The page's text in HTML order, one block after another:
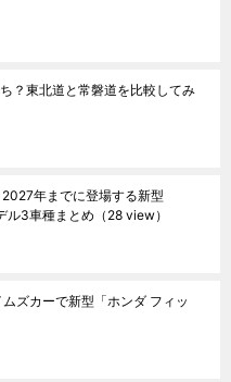
？東北道と常磐道を比較してみ
2027年までに登場する新型
ル3車種まとめ （28 view）
ズカーで新型「ホンダ フィッ